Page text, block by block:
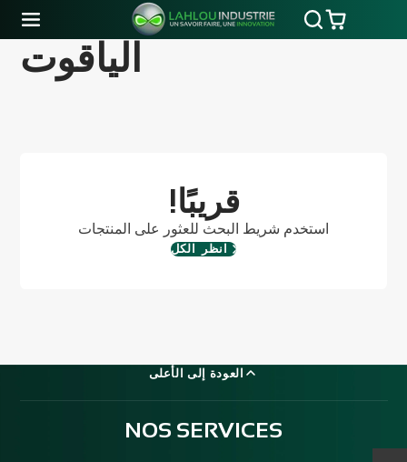
الياقوت
!قريبًا
استخدم شريط البحث للعثور على المنتجات
انظر الكل
العودة إلى الأعلى
NOS SERVICES